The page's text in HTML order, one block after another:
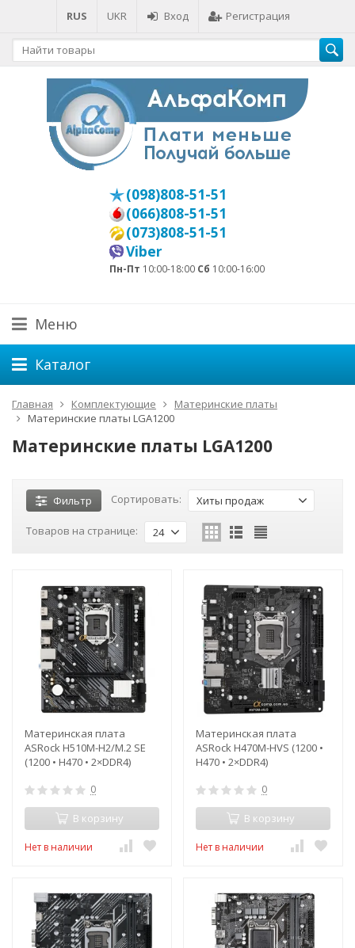
RUS UKR Вход Регистрация
(098)808-51-51
(066)808-51-51
(073)808-51-51
Viber
Пн-Пт 10:00-18:00 Сб 10:00-16:00
Меню
Каталог
Главная Комплектующие
Материнские платы
Материнские платы LGA1200
Материнские платы LGA1200
Фильтр Сортировать: Хиты продаж
Товаров на странице: 24
Материнская плата
ASRock H510M-H2/M.2 SE
(1200 • H470 • 2×DDR4)
0
В корзину
Нет в наличии
Материнская плата
ASRock H470M-HVS (1200 •
H470 • 2×DDR4)
0
В корзину
Нет в наличии